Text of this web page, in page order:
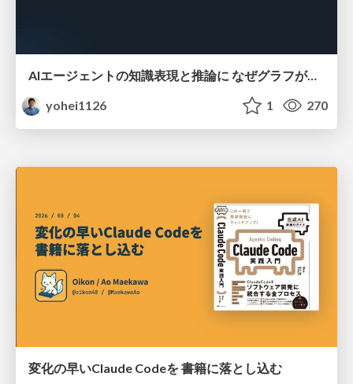
AIエージェントの知識表現と推論に なぜグラフが使われるのか - 記号的AIの復権とニューラルAIとの統合
yohei1126
1 270
変化の早いClaude Codeを 書籍に落とし込む